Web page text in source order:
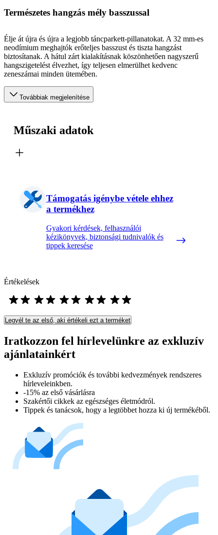
Természetes hangzás mély basszussal
Élje át újra és újra a legjobb táncparkett-pillanatokat. A 32 mm-es
neodímium meghajtók erőteljes basszust és tiszta hangzást
biztosítanak. A hátul zárt kialakításnak köszönhetően nagyszerű
hangszigetelést élvezhet, így teljesen elmerülhet kedvenc
zeneszámai minden ütemében.
Továbbiak megjelenítése
Műszaki adatok
Támogatás igénybe vétele ehhez
a termékhez
Gyakori kérdések, felhasználói
kézikönyvek, biztonsági tudnivalók és
tippek keresése
Értékelések
Legyél te az első, aki értékeli ezt a terméket
Iratkozzon fel hírlevelünkre az exkluzív
ajánlatainkért​
Exkluzív promóciók és további kedvezmények rendszeres
hírleveleinkben.
-15% az első vásárlásra
Szakértői cikkek az egészséges életmódról.
Tippek és tanácsok, hogy a legtöbbet hozza ki új termékéből.